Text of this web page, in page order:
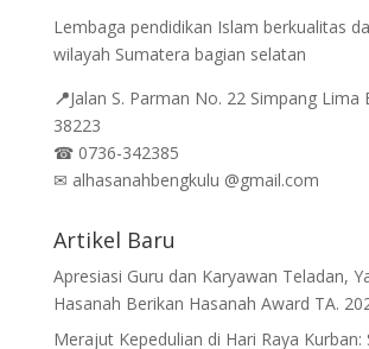
Lembaga pendidikan Islam berkualitas
wilayah Sumatera bagian selatan
📍Jalan S. Parman No. 22 Simpang Lima
38223
☎0736-342385
✉ alhasanahbengkulu @gmail.com
Artikel Baru
Apresiasi Guru dan Karyawan Teladan,
Hasanah Berikan Hasanah Award TA.
Merajut Kepedulian di Hari Raya Kurban: